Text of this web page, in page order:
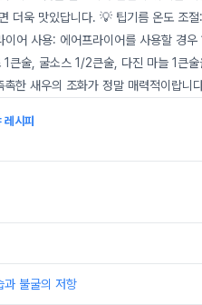
더욱 맛있답니다. 💡 팁기름 온도 조절
이어 사용: 에어프라이어를 사용할 경
큰술, 굴소스 1/2큰술, 다진 마늘 1큰
한 새우의 조화가 정말 매력적이랍니
시피
불굴의 저항